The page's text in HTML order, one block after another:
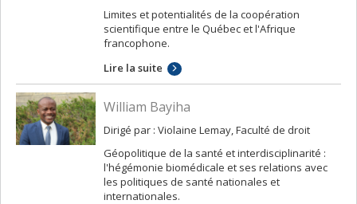
Limites et potentialités de la coopération
scientifique entre le Québec et l'Afrique
francophone.
Lire la suite
William Bayiha
Dirigé par : Violaine Lemay, Faculté de droit
Géopolitique de la santé et interdisciplinarité :
l'hégémonie biomédicale et ses relations avec
les politiques de santé nationales et
internationales.